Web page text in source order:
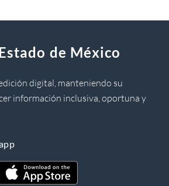
de México
digital, manteniendo su
información inclusiva, oportuna y